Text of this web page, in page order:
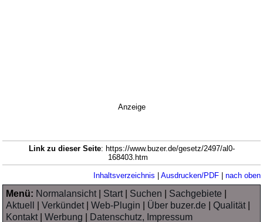
Anzeige
Link zu dieser Seite: https://www.buzer.de/gesetz/2497/al0-
168403.htm
Inhaltsverzeichnis | Ausdrucken/PDF| nach oben
Menü: Normalansicht| Start| Suchen Sachgebiete
Aktuell
|Verkündet|Web-Plugin Über buzer.de |Qualität|
Kontakt|Werbung
Datenschutz, Impressum